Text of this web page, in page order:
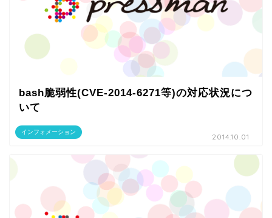
インフォメーション
bash脆弱性(CVE-2014-6271等)の対応状況につ
いて
2014.10.01